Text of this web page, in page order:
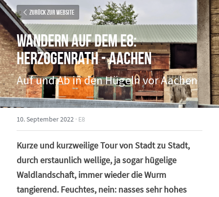
Zurück zur Website
Wandern auf dem E8:
Herzogenrath - Aachen
Auf und Ab in den Hügeln vor Aachen
10. September 2022 · E8
Kurze und kurzweilige Tour von Stadt zu Stadt,
durch erstaunlich wellige, ja sogar hügelige
Waldlandschaft, immer wieder die Wurm
tangierend. Feuchtes, nein: nasses sehr hohes